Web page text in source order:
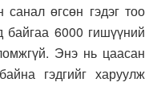
өгсөн гэдэг тоо
байгаа 6000 гишүүний
Энэ нь цаасан
гэдгийг харуулж